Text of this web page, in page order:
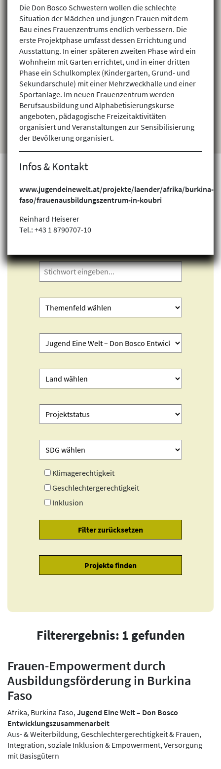
Projekte finden
Klimagerechtigkeit
Geschlechtergerechtigkeit
Inklusion
Filterergebnis: 1 gefunden
Frauen-Empowerment durch
Ausbildungsförderung in Burkina
Faso
Afrika, Burkina Faso, Jugend Eine Welt – Don Bosco
Entwicklungszusammenarbeit
Aus- & Weiterbildung, Geschlechtergerechtigkeit & Frauen,
Integration, soziale Inklusion & Empowerment, Versorgung
mit Basisgütern
Die Don Bosco Schwestern wollen die schlechte
Situation der Mädchen und jungen Frauen mit dem
Bau eines Frauenzentrums endlich verbessern. Die
erste Projektphase umfasst dessen Errichtung und
Ausstattung. In einer späteren zweiten Phase wird ein
Wohnheim mit Garten errichtet, und in einer dritten
Phase ein Schulkomplex (Kindergarten, Grund- und
Sekundarschule) mit einer Mehrzweckhalle und einer
Sportanlage. Im neuen Frauenzentrum werden
Berufsausbildung und Alphabetisierungskurse
angeboten, pädagogische Freizeitaktivitäten
organisiert und Veranstaltungen zur Sensibilisierung
der Bevölkerung organisiert.
Infos & Kontakt
www.jugendeinewelt.at/projekte/laender/afrika/burkina-
faso/frauenausbildungszentrum-in-koubri
Reinhard Heiserer
Tel.: +43 1 8790707-10